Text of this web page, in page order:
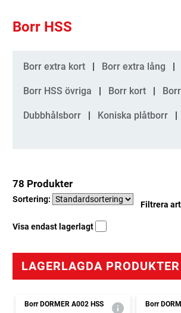
Borr HSS
Kategorier
Borr extra kort Borr extra lång
Borr HSS övriga Borr kort
Dubbhålsborr Koniska plåtborr
78 Produkter
Sortering:
Filtrera
Visa endast lagerlagt
LAGERLAGDA
Borr DORMER A002 HSS Borr